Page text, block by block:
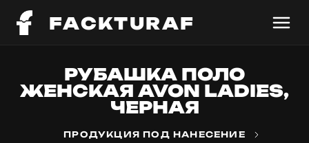
FACKTURAF
РУБАШКА ПОЛО
ЖЕНСКАЯ AVON LADIES,
ЧЕРНАЯ
ПРОДУКЦИЯ ПОД НАНЕСЕНИЕ